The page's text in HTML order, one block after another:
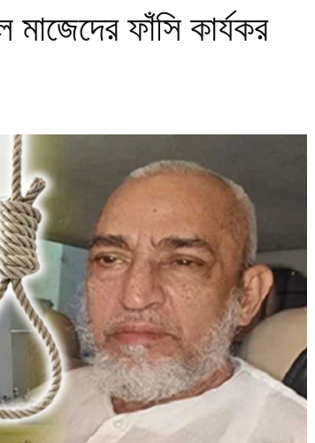
ফাঁসি কার্যকর